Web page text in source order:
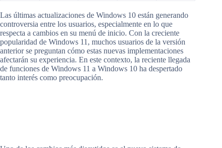
Las últimas actualizaciones de Windows 10 están generando
controversia entre los usuarios, especialmente en lo que
respecta a cambios en su menú de inicio. Con la creciente
popularidad de Windows 11, muchos usuarios de la versión
anterior se preguntan cómo estas nuevas implementaciones
afectarán su experiencia. En este contexto, la reciente llegada
de funciones de Windows 11 a Windows 10 ha despertado
tanto interés como preocupación.